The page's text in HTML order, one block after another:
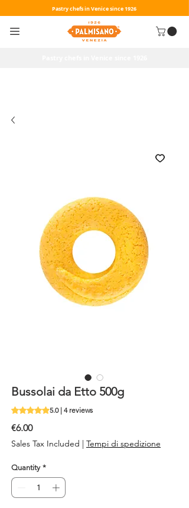
Pastry chefs in Venice since 1926
Bussolai da Etto 500g
Rating is 5.0 out of five stars based on 4
5.0 | 4 reviews
€6.00Price
Sales Tax Included | Tempi di spedizione
Quantity *